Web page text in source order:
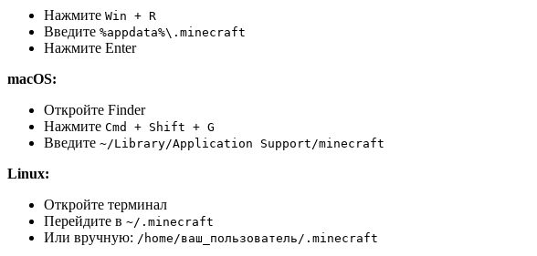
Нажмите Win + R
Введите %appdata%\.minecraft
Нажмите Enter
macOS:
Откройте Finder
Нажмите Cmd + Shift + G
Введите ~/Library/Application Support/minecraft
Linux:
Откройте терминал
Перейдите в ~/.minecraft
Или вручную: /home/ваш_пользователь/.minecraft